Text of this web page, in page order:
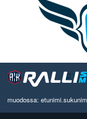
muodossa: